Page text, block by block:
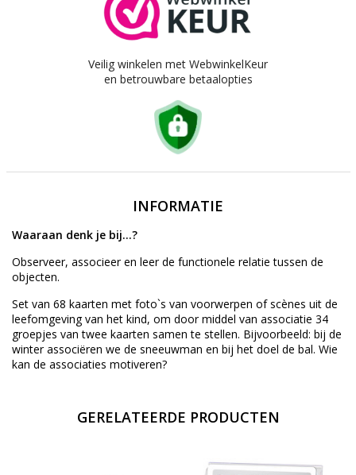
Veilig winkelen met WebwinkelKeur
en betrouwbare betaalopties
INFORMATIE
Waaraan denk je bij...?
Observeer, associeer en leer de functionele relatie tussen de
objecten.
Set van 68 kaarten met foto`s van voorwerpen of scènes uit de
leefomgeving van het kind, om door middel van associatie 34
groepjes van twee kaarten samen te stellen. Bijvoorbeeld: bij de
winter associëren we de sneeuwman en bij het doel de bal. Wie
kan de associaties motiveren?
GERELATEERDE PRODUCTEN